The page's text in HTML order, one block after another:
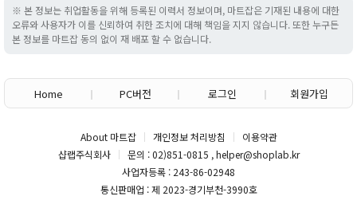
※ 본 정보는 취업활동을 위해 등록된 이력서 정보이며, 마트잡은 기재된 내용에 대한
오류와 사용자가 이를 신뢰하여 취한 조치에 대해 책임을 지지 않습니다. 또한 누구든
본 정보를 마트잡 동의 없이 재 배포 할 수 없습니다.
Home PC버전 로그인 회원가입
About 마트잡 개인정보 처리방침
이용약관
샵랩주식회사
문의 : 02)851-0815 , helper@shoplab.kr
사업자등록 : 243-86-02948
통신판매업 : 제 2023-경기부천-3990호